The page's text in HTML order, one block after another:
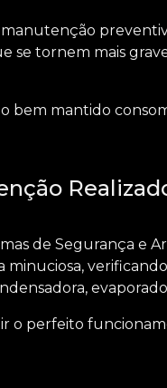
se tornem mais
bem mantido
de Segurança e
minuciosa,
o perfeito